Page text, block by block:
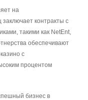
на
контракты с
такими как NetEnt,
обеспечивают
с
процентом
бизнес в